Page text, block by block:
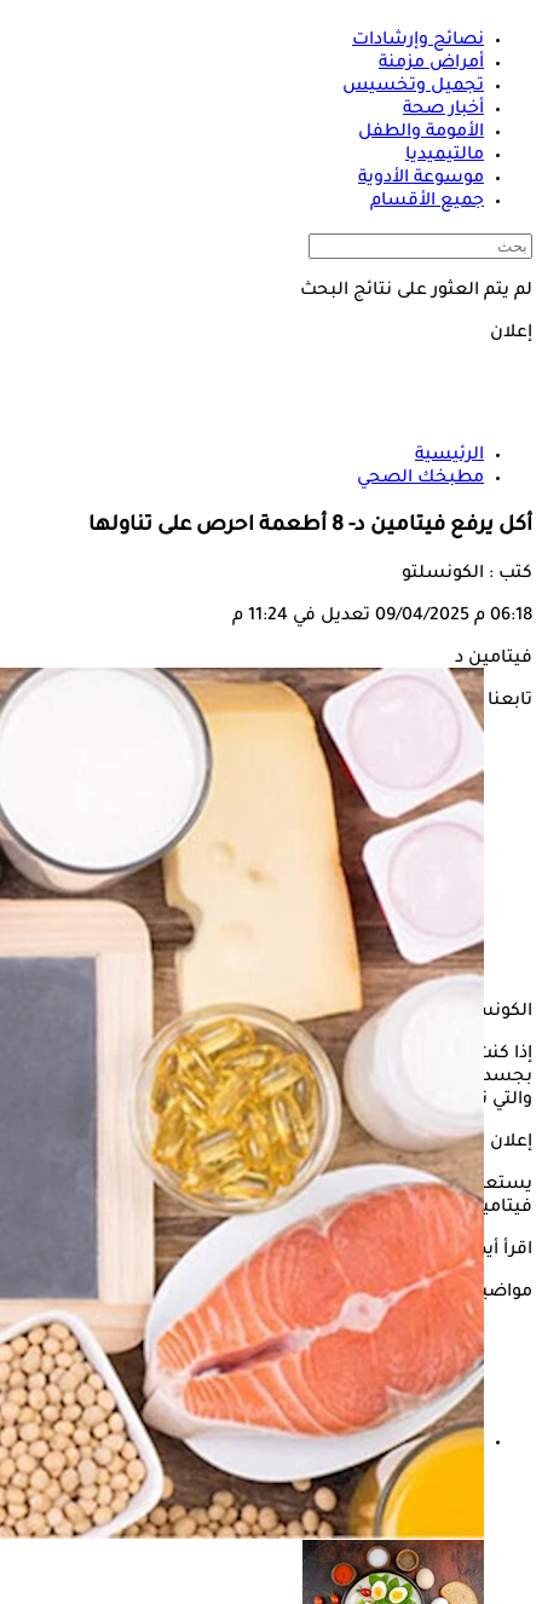
نصائح وإرشادات
أمراض مزمنة
تجميل وتخسيس
أخبار صحة
الأمومة والطفل
مالتيميديا
موسوعة الأدوية
جميع الأقسام
لم يتم العثور على نتائج البحث
إعلان
الرئيسية
مطبخك الصحي
أكل يرفع فيتامين د- 8 أطعمة احرص على تناولها
كتب : الكونسلتو
06:18 م 09/04/2025 تعديل في 11:24 م
فيتامين د
تابعنا على
الكونسلتو
إذا كنت تعاني من نقص فيتامين د، وترغب في رفع مستوياته
بجسدك، كل ما عليك فعله هو الاهتمام بتناول الأطعمة الغنية به
والتي تساعد على تحسين امتصاصه.
إعلان
يستعرض "الكونسلتو" في التقرير التالي، أفضل الأطعمة لرفع
فيتامين د بالجسم، وفقًا لموقع "TODAY".
اقرأ أيضًا: فيتامين د.. دليل شامل من الألف إلى الياء
مواضيع ذات صلة
هل تناول البيض آمن للحامل؟ ما الكمية المسموح بها